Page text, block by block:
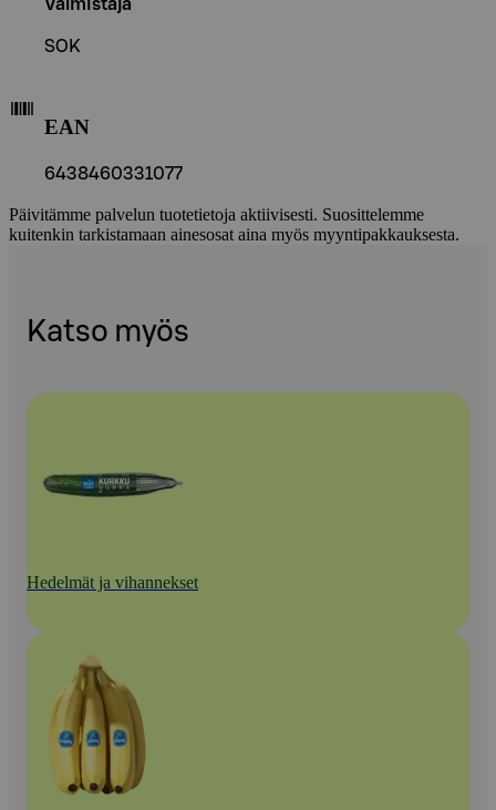
Valmistaja
SOK
EAN
6438460331077
Päivitämme palvelun tuotetietoja aktiivisesti. Suosittelemme
kuitenkin tarkistamaan ainesosat aina myös myyntipakkauksesta.
Katso myös
Hedelmät ja vihannekset